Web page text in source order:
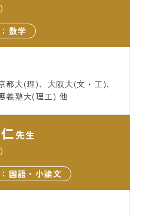
数学
大(理)、大阪大(文・工)、
義塾大(理工) 他
先生
国語・小論文